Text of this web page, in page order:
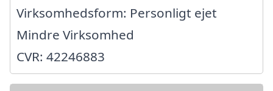
Virksomhedsform: Personligt ejet
Mindre Virksomhed
CVR: 42246883